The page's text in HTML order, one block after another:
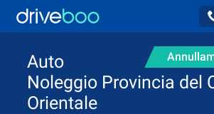
Auto
Noleggio Provincia del
Orientale